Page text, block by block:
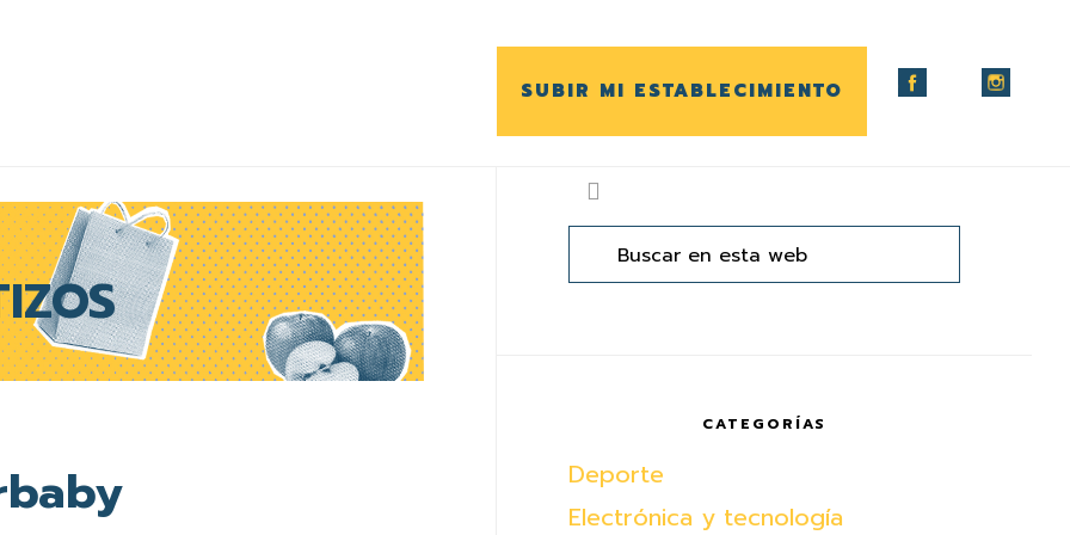
SUBIR MI ESTABLECIMIENTO
Barra
lateral
principal
Buscar
en
web
CATEGORÍAS
Deporte
Electrónica y tecnología